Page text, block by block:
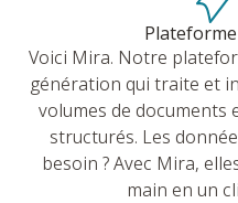
Voici Mira. Notre
génération qui traite et
volumes de documents
structurés. Les
besoin ? Avec Mira,
main en un